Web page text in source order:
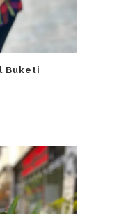
Buketi